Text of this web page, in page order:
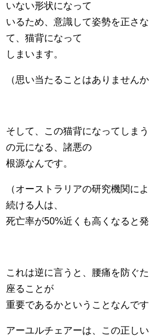
いない形状になって
いるため、意識して姿勢を正さ
て、猫背になって
しまいます。
（思い当たることはありませんか
そして、この猫背になってしま
の元になる、諸悪の
根源なんです。
（オーストラリアの研究機関に
続ける人は、
死亡率が50%近くも高くなると発
これは逆に言うと、腰痛を防ぐ
座ることが
重要であるかということなんです
アーユルチェアーは、この正し